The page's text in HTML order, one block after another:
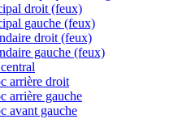
droit (feux)
gauche (feux)
droit (feux)
gauche (feux)
arrière droit
arrière gauche
avant gauche